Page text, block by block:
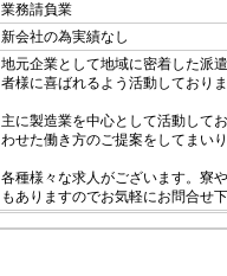
業務請負業
新会社の為実績なし
地元企業として地域に密着した派
者様に喜ばれるよう活動しており
主に製造業を中心として活動して
わせた働き方のご提案をしてまい
各種様々な求人がございます。寮
もありますのでお気軽にお問合せ